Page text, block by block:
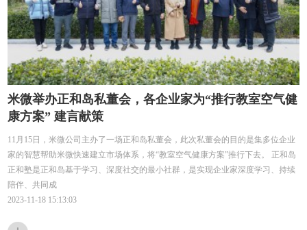
米微举办正和岛私董会，各企业家为“推行教室空气健
康方案” 建言献策
11月15日，米微公司主办了一场正和岛私董会，此次私董会的目的是集多位企业
家的智慧帮助米微快速建立市场体系，将“教室空气健康方案”推行下去。 正和岛
正和塾是正和岛基于学习、深度社交的最小社群，是实现企业家深度学习、持续
陪伴、共同成
2023-11-18 15:13:03